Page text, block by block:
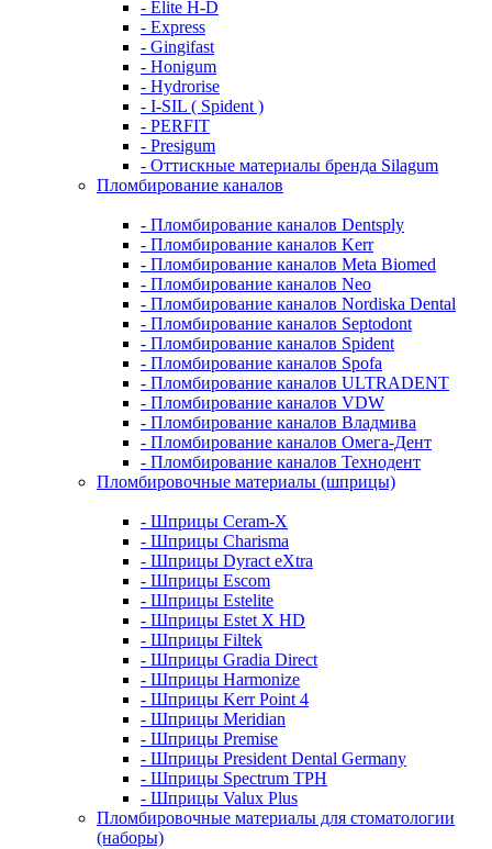
- Elite H-D
- Express
- Gingifast
- Honigum
- Hydrorise
- I-SIL ( Spident )
- PERFIT
- Presigum
- Оттискные материалы бренда Silagum
Пломбирование каналов
- Пломбирование каналов Dentsply
- Пломбирование каналов Kerr
- Пломбирование каналов Meta Biomed
- Пломбирование каналов Neo
- Пломбирование каналов Nordiska Dental
- Пломбирование каналов Septodont
- Пломбирование каналов Spident
- Пломбирование каналов Spofa
- Пломбирование каналов ULTRADENT
- Пломбирование каналов VDW
- Пломбирование каналов Владмива
- Пломбирование каналов Омега-Дент
- Пломбирование каналов Технодент
Пломбировочные материалы (шприцы)
- Шприцы Ceram-X
- Шприцы Charisma
- Шприцы Dyract eXtra
- Шприцы Escom
- Шприцы Estelite
- Шприцы Estet X HD
- Шприцы Filtek
- Шприцы Gradia Direct
- Шприцы Harmonize
- Шприцы Kerr Point 4
- Шприцы Meridian
- Шприцы Premise
- Шприцы President Dental Germany
- Шприцы Spectrum TPH
- Шприцы Valux Plus
Пломбировочные материалы для стоматологии
(наборы)